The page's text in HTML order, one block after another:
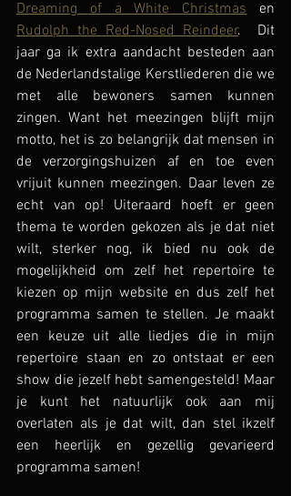
Dreaming of a White Christmas
Rudolph the Red-Nosed Reindeer.  Dit
jaar ga ik extra aandacht besteden aan
de Nederlandstalige Kerstliederen die we
met alle bewoners samen kunnen
zingen. Want het meezingen blijft mijn
motto, het is zo belangrijk dat mensen in
de verzorgingshuizen af en toe even
vrijuit kunnen meezingen. Daar leven ze
echt van op! Uiteraard hoeft er geen
thema te worden gekozen als je dat niet
wilt, sterker nog, ik bied nu ook de
mogelijkheid om zelf het repertoire te
kiezen op mijn website en dus zelf het
programma samen te stellen. Je maakt
een keuze uit alle liedjes die in mijn
repertoire staan en zo ontstaat er een
show die jezelf hebt samengesteld! Maar
je kunt het natuurlijk ook aan mij
overlaten als je dat wilt, dan stel ikzelf
een heerlijk en gezellig gevarieerd
programma samen!